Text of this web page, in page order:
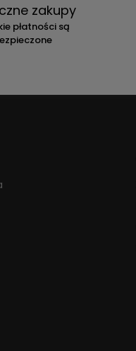
zakupy
płatności są